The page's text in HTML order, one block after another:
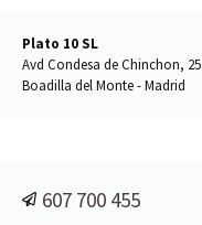
Plato 10 SL
Avd Condesa de Chinchon, 25
Boadilla del Monte - Madrid
607 700 455